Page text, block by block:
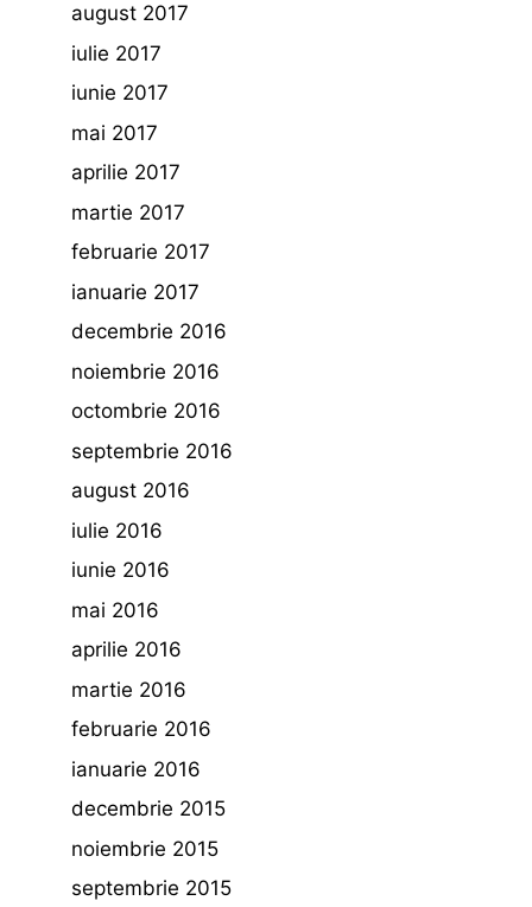
august 2017
iulie 2017
iunie 2017
mai 2017
aprilie 2017
martie 2017
februarie 2017
ianuarie 2017
decembrie 2016
noiembrie 2016
octombrie 2016
septembrie 2016
august 2016
iulie 2016
iunie 2016
mai 2016
aprilie 2016
martie 2016
februarie 2016
ianuarie 2016
decembrie 2015
noiembrie 2015
septembrie 2015